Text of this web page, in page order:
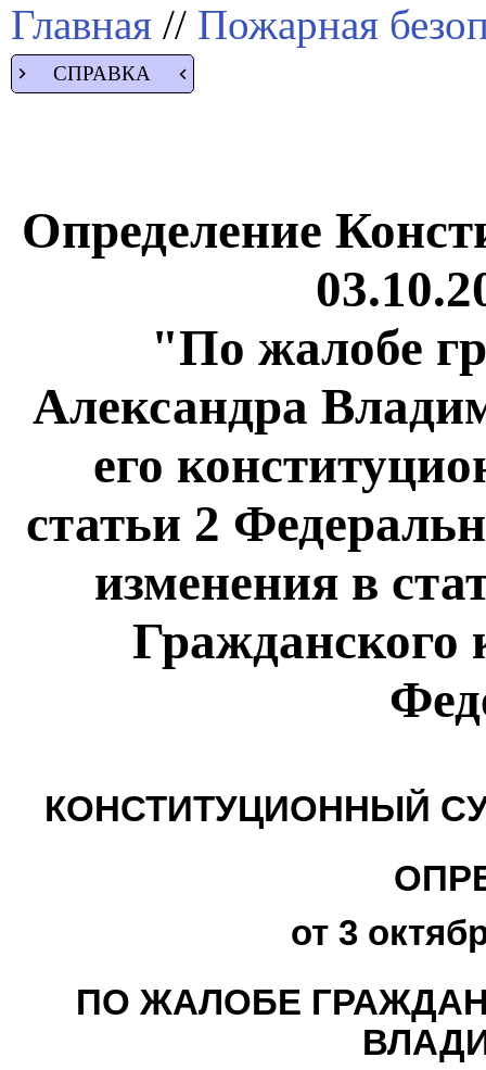
Главная // Пожарная
СПРАВКА
Определение
"По жалобе
Александра
его
статьи 2
изменения в
Гражданского
КОНСТИТУЦИОННЫЙ
от 3
ПО ЖАЛОБЕ